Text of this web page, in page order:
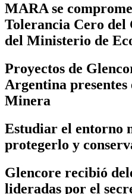
MARA se
Tolerancia Cero del
del Ministerio de
Proyectos de
Argentina presentes
Minera
Estudiar el entorno
protegerlo y
Glencore recibió
lideradas por el